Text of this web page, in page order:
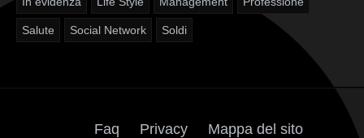
Salute Social Network Soldi
Faq Privacy Mappa del sito